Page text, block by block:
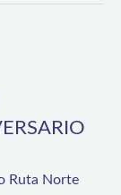
Ruta Norte